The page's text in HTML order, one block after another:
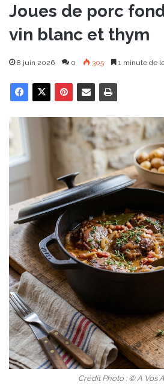
Joues de porc
vin blanc et thym
8 juin 2026 0 305 1 minute de
Crédit Photo : © A Vos